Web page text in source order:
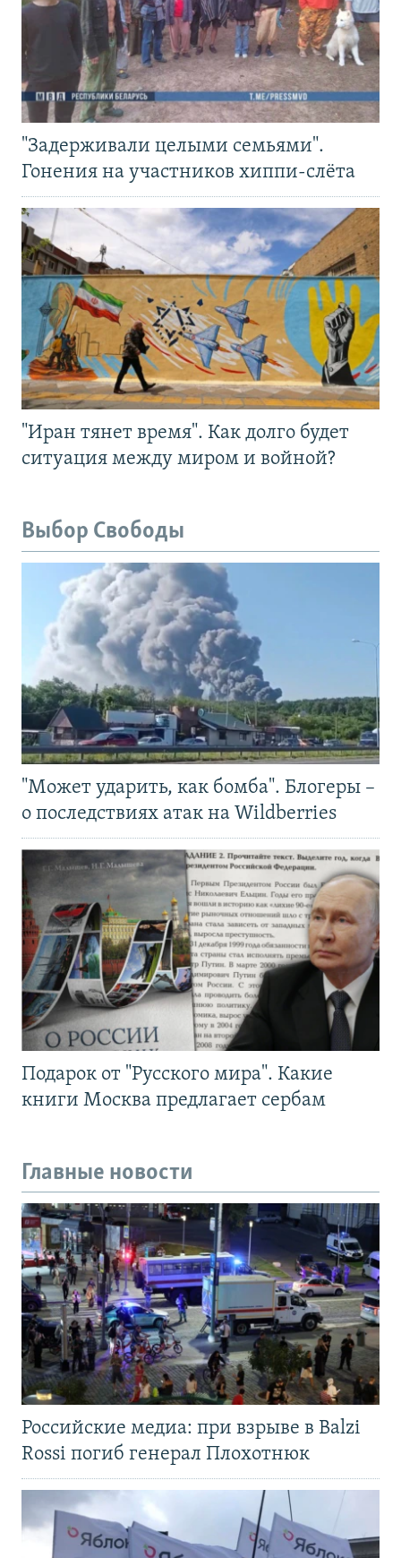
"Задерживали целыми семьями".
Гонения на участников хиппи-слёта
"Иран тянет время". Как долго будет
ситуация между миром и войной?
Выбор Свободы
"Может ударить, как бомба". Блогеры –
о последствиях атак на Wildberries
Подарок от "Русского мира". Какие
книги Москва предлагает сербам
Главные новости
Российские медиа: при взрыве в Balzi
Rossi погиб генерал Плохотнюк